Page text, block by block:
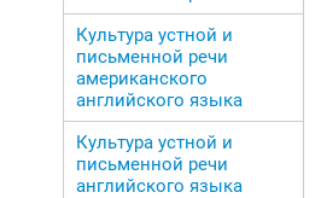
Культура устной и
письменной речи
американского
английского языка
Культура устной и
письменной речи
английского языка